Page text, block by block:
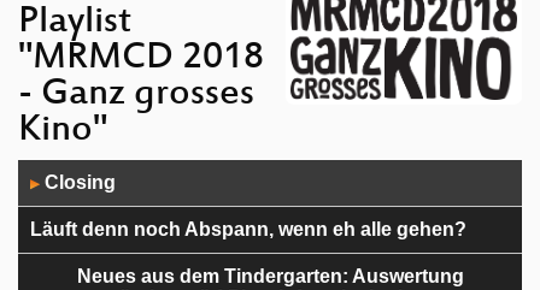
Playlist
"MRMCD 2018
- Ganz grosses
Kino"
Player
▶ Closing
Läuft denn noch Abspann, wenn eh alle gehen?
Neues aus dem Tindergarten: Auswertung